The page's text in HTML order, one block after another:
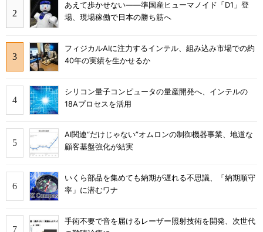
あえて歩かせない――準国産ヒューマノイド「D1」登
場、現場稼働で日本の勝ち筋へ
フィジカルAIに注力するインテル、組み込み市場での約
40年の実績を生かせるか
シリコン量子コンピュータの量産開発へ、インテルの
18Aプロセスを活用
AI関連“だけじゃない”オムロンの制御機器事業、地道な
顧客基盤強化が結実
いくら部品を集めても納期が遅れる不思議、「納期順守
率」に潜むワナ
手術不要で音を届けるレーザー照射技術を開発、次世代